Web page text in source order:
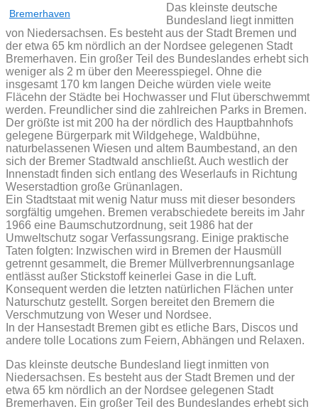
Bremerhaven
Das kleinste deutsche
Bundesland liegt inmitten
von Niedersachsen. Es besteht aus der Stadt Bremen und
der etwa 65 km nördlich an der Nordsee gelegenen Stadt
Bremerhaven. Ein großer Teil des Bundeslandes erhebt sich
weniger als 2 m über den Meeresspiegel. Ohne die
insgesamt 170 km langen Deiche würden viele weite
Fläcehn der Städte bei Hochwasser und Flut überschwemmt
werden. Freundlicher sind die zahlreichen Parks in Bremen.
Der größte ist mit 200 ha der nördlich des Hauptbahnhofs
gelegene Bürgerpark mit Wildgehege, Waldbühne,
naturbelassenen Wiesen und altem Baumbestand, an den
sich der Bremer Stadtwald anschließt. Auch westlich der
Innenstadt finden sich entlang des Weserlaufs in Richtung
Weserstadtion große Grünanlagen.
Ein Stadtstaat mit wenig Natur muss mit dieser besonders
sorgfältig umgehen. Bremen verabschiedete bereits im Jahr
1966 eine Baumschutzordnung, seit 1986 hat der
Umweltschutz sogar Verfassungsrang. Einige praktische
Taten folgten: Inzwischen wird in Bremen der Hausmüll
getrennt gesammelt, die Bremer Müllverbrennungsanlage
entlässt außer Stickstoff keinerlei Gase in die Luft.
Konsequent werden die letzten natürlichen Flächen unter
Naturschutz gestellt. Sorgen bereitet den Bremern die
Verschmutzung von Weser und Nordsee.
In der Hansestadt Bremen gibt es etliche Bars, Discos und
andere tolle Locations zum Feiern, Abhängen und Relaxen.
Das kleinste deutsche Bundesland liegt inmitten von
Niedersachsen. Es besteht aus der Stadt Bremen und der
etwa 65 km nördlich an der Nordsee gelegenen Stadt
Bremerhaven. Ein großer Teil des Bundeslandes erhebt sich